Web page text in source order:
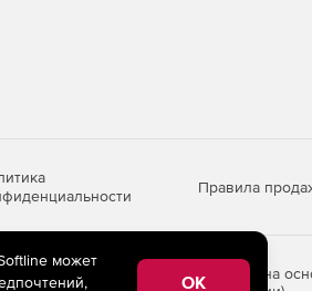
Правила
предоставления информации на
может
OK